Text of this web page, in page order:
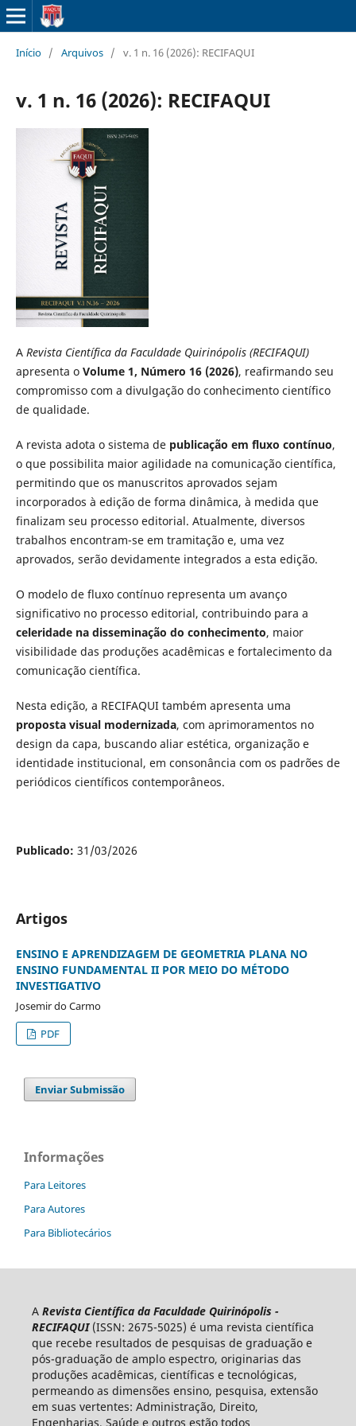
Início / Arquivos / v. 1 n. 16 (2026): RECIFAQUI
v. 1 n. 16 (2026): RECIFAQUI
A Revista Científica da Faculdade Quirinópolis (RECIFAQUI)
apresenta o Volume 1, Número 16 (2026), reafirmando seu
compromisso com a divulgação do conhecimento científico
de qualidade.
A revista adota o sistema de publicação em fluxo contínuo,
o que possibilita maior agilidade na comunicação científica,
permitindo que os manuscritos aprovados sejam
incorporados à edição de forma dinâmica, à medida que
finalizam seu processo editorial. Atualmente, diversos
trabalhos encontram-se em tramitação e, uma vez
aprovados, serão devidamente integrados a esta edição.
O modelo de fluxo contínuo representa um avanço
significativo no processo editorial, contribuindo para a
celeridade na disseminação do conhecimento, maior
visibilidade das produções acadêmicas e fortalecimento da
comunicação científica.
Nesta edição, a RECIFAQUI também apresenta uma
proposta visual modernizada, com aprimoramentos no
design da capa, buscando aliar estética, organização e
identidade institucional, em consonância com os padrões de
periódicos científicos contemporâneos.
Publicado: 31/03/2026
Artigos
ENSINO E APRENDIZAGEM DE GEOMETRIA PLANA NO
ENSINO FUNDAMENTAL II POR MEIO DO MÉTODO
INVESTIGATIVO
Josemir do Carmo
PDF
Enviar Submissão
Informações
Para Leitores
Para Autores
Para Bibliotecários
A Revista Científica da Faculdade Quirinópolis -
RECIFAQUI (ISSN: 2675-5025) é uma revista científica
que recebe resultados de pesquisas de graduação e
pós-graduação de amplo espectro, originarias das
produções acadêmicas, científicas e tecnológicas,
permeando as dimensões ensino, pesquisa, extensão
em suas vertentes: Administração, Direito,
Engenharias, Saúde e outros estão todos